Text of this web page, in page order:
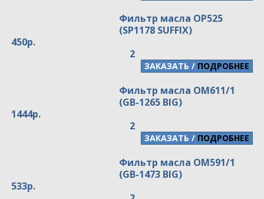
Фильтр масла OP525
(SP1178 SUFFIX)
450р.
2
/ ПОДРОБНЕЕ
Фильтр масла OM611/1
(GB-1265 BIG)
1444р.
2
/ ПОДРОБНЕЕ
Фильтр масла OM591/1
(GB-1473 BIG)
533р.